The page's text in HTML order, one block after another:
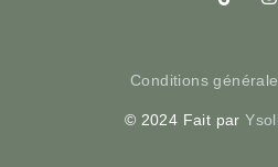
Conditions
© 2024 Fait par